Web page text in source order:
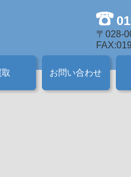
〒028-
お問い合わせ